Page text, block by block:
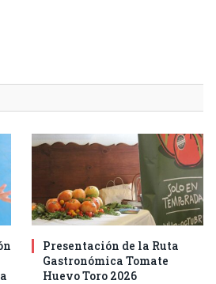
Presentación de la Ruta
Gastronómica Tomate
Huevo Toro 2026